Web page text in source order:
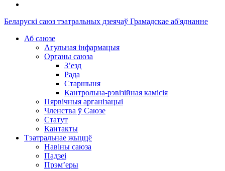
Беларускі саюз тэатральных дзеячаў Грамадскае аб'яднанне
Аб саюзе
Агульная інфармацыя
Органы саюза
З’езд
Рада
Старшыня
Кантрольна-рэвізійная камісія
Пярвічныя арганізацыі
Членства ў Саюзе
Статут
Кантакты
Тэатральнае жыццё
Навіны саюза
Падзеі
Прэм’еры